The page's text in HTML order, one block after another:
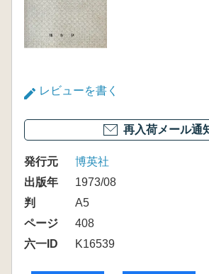
レビューを書く
再入荷メール通
発行元
博英社
出版年
1973/08
判
A5
ページ
408
六一ID
K16539